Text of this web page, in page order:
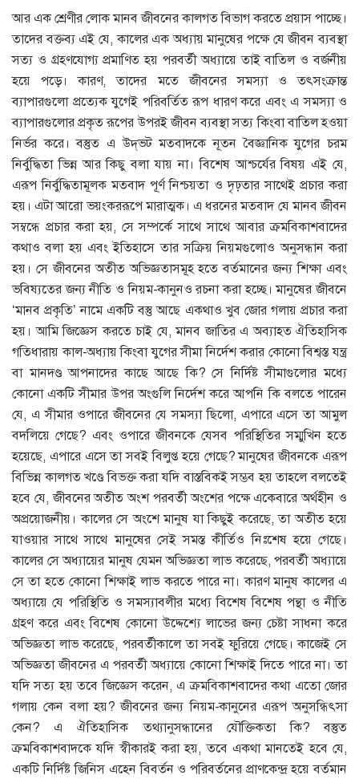
আর এক শ্রেণীর লোক মানব জীবনের কালগত বিভাগ করতে প্রয়াস পাচ্ছে।
তাদের বক্তব্য এই যে, কালের এক অধ্যায় মানুষের পক্ষে যে জীবন ব্যবস্থা
সত্য ও গ্রহণযোগ্য প্রমাণিত হয় পরবর্তী অধ্যায়ে তাই বাতিল ও বর্জনীয়
হয়ে পড়ে। কারণ, তাদের মতে জীবনের সমস্যা ও তৎসংক্রান্ত
ব্যাপারগুলো প্রত্যেক যুগেই পরিবর্তিত রূপ ধারণ করে এবং এ সমস্যা ও
ব্যাপারগুলোর প্রকৃত রূপের উপরই জীবন ব্যবস্থা সত্য কিংবা বাতিল হওয়া
নির্ভর করে। বস্তুত এ উদ্‌ভট মতবাদকে নূতন বৈজ্ঞানিক যুগের চরম
নির্বুদ্ধিতা ভিন্ন আর কিছু বলা যায় না। বিশেষ আশ্চর্যের বিষয় এই যে,
এরূপ নির্বুদ্ধিতামূলক মতবাদ পূর্ণ নিশ্চয়তা ও দৃঢ়তার সাথেই প্রচার করা
হয়। এটা আরো ভয়ংকররূপে মারাত্মক। এ ধরনের মতবাদ যে মানব জীবন
সম্বন্ধে প্রচার করা হয়, সে সম্পর্কে সাথে সাথে আবার ক্রমবিকাশবাদের
কথাও বলা হয় এবং ইতিহাসে তার সক্রিয় নিয়মগুলোও অনুসন্ধান করা
হয়। সে জীবনের অতীত অভিজ্ঞতাসমূহ হতে বর্তমানের জন্য শিক্ষা এবং
ভবিষ্যতের জন্য নীতি ও নিয়ম-কানুনও রচনা করা হচ্ছে। মানুষের জীবনে
‘মানব প্রকৃতি’ নামে একটি বস্তু আছে একথাও খুব জোর গলায় প্রচার করা
হয়। আমি জিজ্ঞেস করতে চাই যে, মানব জাতির এ অব্যাহত ঐতিহাসিক
গতিধারায় কাল-অধ্যায় কিংবা যুগের সীমা নির্দেশ করার কোনো বিশ্বস্ত যন্ত্র
বা মানদণ্ড আপনাদের কাছে আছে কি? সে নির্দিষ্ট সীমাগুলোর মধ্যে
কোনো একটি সীমার উপর অংগুলি নির্দেশ করে আপনি কি বলতে পারেন
যে, এ সীমার ওপারে জীবনের যে সমস্যা ছিলো, এপারে এসে তা আমুল
বদলিয়ে গেছে? এবং ওপারে জীবনকে যেসব পরিস্থিতির সম্মুখিন হতে
হয়েছে, এপারে এসে তা সবই বিলুপ্ত হয়ে গেছে? মানুষের জীবনকে এরূপ
বিভিন্ন কালগত খণ্ডে বিভক্ত করা যদি বাস্তবিকই সম্ভব হয় তাহলে বলতেই
হবে যে, জীবনের অতীত অংশ পরবর্তী অংশের পক্ষে একেবারে অর্থহীন ও
অপ্রয়োজনীয়। কালের সে অংশে মানুষ যা কিছুই করেছে, তা অতীত হয়ে
যাওয়ার সাথে সাথে মানুষের সেই সমস্ত কীর্তিও নিঃশেষ হয়ে গেছে।
কালের সে অধ্যায়ের মানুষ যেমন অভিজ্ঞতা লাভ করেছে, পরবর্তী অধ্যায়ে
সে তা হতে কোনো শিক্ষাই লাভ করতে পারে না। কারণ মানুষ কালের এ
অধ্যায়ে যে পরিস্থিতি ও সমস্যাবলীর মধ্যে বিশেষ বিশেষ পন্থা ও নীতি
গ্রহণ করে এবং বিশেষ কোনো উদ্দেশ্যে লাভের জন্য চেষ্টা সাধনা করে
অভিজ্ঞতা লাভ করেছে, পরবর্তীকালে তা সবই ফুরিয়ে গেছে। কাজেই সে
অভিজ্ঞতা জীবনের এ পরবর্তী অধ্যায়ে কোনো শিক্ষাই দিতে পারে না। তা
যদি সত্য হয় তবে জিজ্ঞেস করেন, এ ক্রমবিকাশবাদের কথা এতো জোর
গলায় কেন বলা হয়? জীবনের জন্য নিয়ম-কানুনের এরূপ অনুসন্ধিৎসা
কেন? এ ঐতিহাসিক তথ্যানুসন্ধানের যৌক্তিকতা কি? বস্তুত
ক্রমবিকাশবাদকে যদি স্বীকারই করা হয়, তবে একথা মানতেই হবে যে,
একটি নির্দিষ্ট জিনিস এহেন বিবর্তন ও পরিবর্তনের প্রাণকেন্দ্র হয়ে বর্তমান